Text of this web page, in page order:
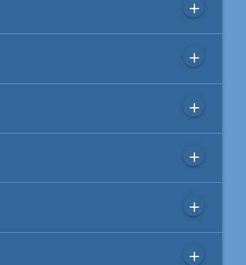
add
add
add
add
add
add